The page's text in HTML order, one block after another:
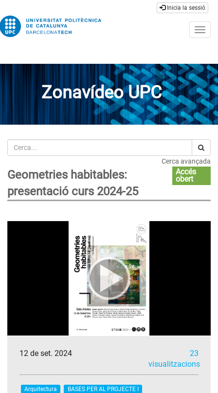
Inicia la sessió
Zonavídeo UPC
Cerca
Cerca avançada
Geometries habitables:
presentació curs 2024-25
Accés
obert
12 de set. 2024
23
visualitzacions
Arquitectura
BASES PER AL PROJECTE I